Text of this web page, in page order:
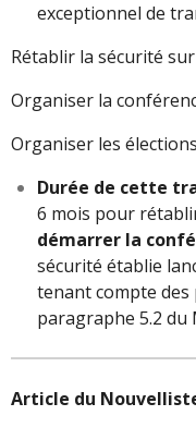
exceptionnel de
Rétablir la sécurité
Organiser la
Organiser les élections
Durée de cette
6 mois pour
démarrer la
sécurité établie
tenant compte
paragraphe 5.2 du
Article du